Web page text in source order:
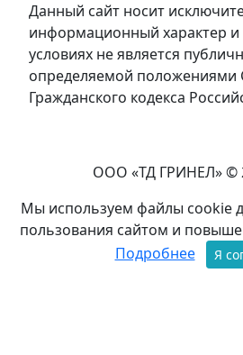
Данный сайт носит
информационный характер и
условиях не является
определяемой положениями
Гражданского кодекса
ООО «ТД ГРИНЕЛ» ©
Мы используем файлы cookie
пользования сайтом и
Подробнее
Я